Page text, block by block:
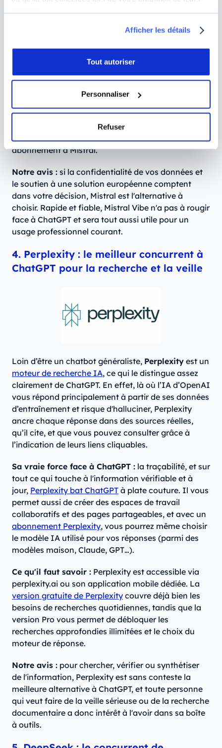
Afficher les détails
Tout autoriser
Personnaliser
Refuser
largement suffisant pour couvrir la plupart des
besoins du quotidien. Et si vous souhaitez utiliser
dans votre quotidien
avancées (recherche web et génération d’images
étendues par exemple), vous pourrez utiliser Vibe de
façon beaucoup plus intensive en souscrivant à un
abonnement à Mistral.
Notre avis : si la confidentialité de vos données et
le soutien à une solution européenne comptent
dans votre décision, Mistral est l'alternative à
choisir. Rapide et fiable, Mistral Vibe n'a pas à rougir
face à ChatGPT et sera tout aussi utile pour un
usage professionnel courant.
4. Perplexity : le meilleur concurrent à
ChatGPT pour la recherche et la veille
Loin d’être un chatbot généraliste, Perplexity est un
moteur de recherche IA, ce qui le distingue assez
clairement de ChatGPT. En effet, là où l’IA d’OpenAI
vous répond principalement à partir de ses données
d’entraînement et risque d'halluciner, Perplexity
ancre chaque réponse dans des sources réelles,
qu’il cite, et que vous pouvez consulter grâce à
l’indication de leurs liens cliquables.
Sa vraie force face à ChatGPT : la traçabilité, et sur
tout ce qui touche à l'information vérifiable et à
jour, Perplexity bat ChatGPT à plate couture. Il vous
permet aussi de créer des espaces de travail
collaboratifs et des pages partageables, et avec un
abonnement Perplexity, vous pourrez même choisir
le modèle IA utilisé pour vos réponses (parmi des
modèles maison, Claude, GPT…).
Ce qu'il faut savoir : Perplexity est accessible via
perplexity.ai ou son application mobile dédiée. La
version gratuite de Perplexity couvre déjà bien les
besoins de recherches quotidiennes, tandis que la
version Pro vous permet de débloquer les
recherches approfondies illimitées et le choix du
moteur de réponse.
Notre avis : pour chercher, vérifier ou synthétiser
de l'information, Perplexity est sans conteste la
meilleure alternative à ChatGPT, et toute personne
qui veut faire de la veille sérieuse ou de la recherche
documentaire a donc intérêt à l'avoir dans sa boîte
à outils.